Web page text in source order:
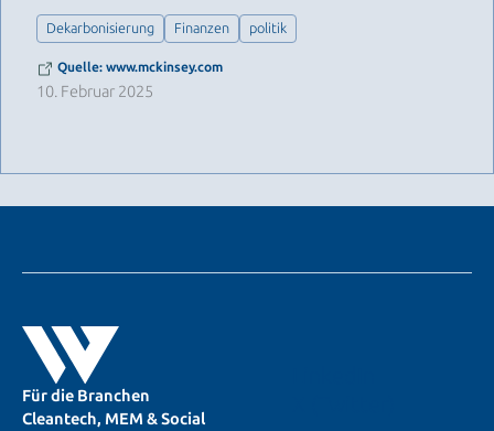
Dekarbonisierung Finanzen politik
Quelle: www.mckinsey.com
10. Februar 2025
Für die Branchen
Cleantech, MEM & Social